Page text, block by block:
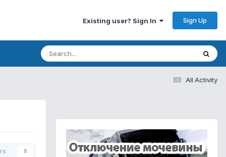
Existing user? Sign In Sign Up
All Activity
0